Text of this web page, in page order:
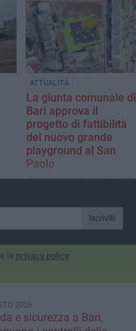
ATTUALITÀ
La giunta comunale di
Bari approva il
progetto di fattibilità
del nuovo grande
playground al San
Paolo
Sarà finanziato con 800mila
ministero per lo Sport e i
Giovani e ideato da Sport e
Iscriviti
e la privacy policy
2026
e sicurezza a Bari,